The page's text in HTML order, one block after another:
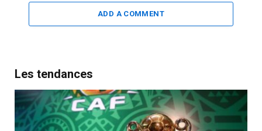
ADD A COMMENT
Les tendances